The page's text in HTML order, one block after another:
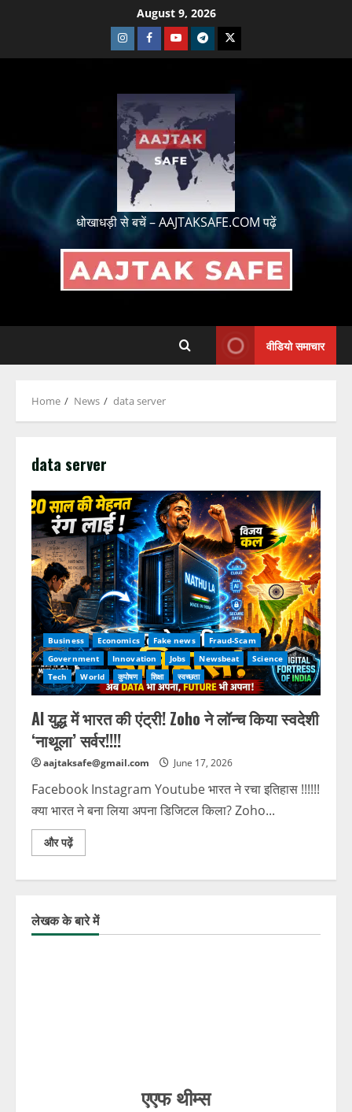
August 9, 2026
धोखाधड़ी से बचें – AAJTAKSAFE.COM पढ़ें
वीडियो समाचार
Home News data server
data server
Business Economics Fake news
Fraud-Scam
Government
Innovation Jobs Newsbeat
Science
Tech
World कुपोषण शिक्षा स्वच्छता
AI युद्ध में भारत की एंट्री! Zoho ने लॉन्च किया स्वदेशी
‘नाथूला’ सर्वर!!!!
aajtaksafe@gmail.com June 17, 2026
Facebook Instagram Youtube भारत ने रचा इतिहास !!!!!!
क्या भारत ने बना लिया अपना डिजिटल किला? Zoho...
और पढ़ें
लेखक के बारे में
एएफ थीम्स